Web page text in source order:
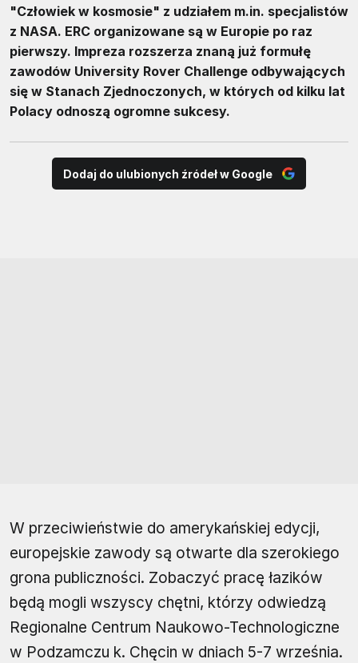
"Człowiek w kosmosie" z udziałem m.in. specjalistów
z NASA. ERC organizowane są w Europie po raz
pierwszy. Impreza rozszerza znaną już formułę
zawodów University Rover Challenge odbywających
się w Stanach Zjednoczonych, w których od kilku lat
Polacy odnoszą ogromne sukcesy.
Dodaj do ulubionych źródeł w Google
W przeciwieństwie do amerykańskiej edycji,
europejskie zawody są otwarte dla szerokiego
grona publiczności. Zobaczyć pracę łazików
będą mogli wszyscy chętni, którzy odwiedzą
Regionalne Centrum Naukowo-Technologiczne
w Podzamczu k. Chęcin w dniach 5-7 września.